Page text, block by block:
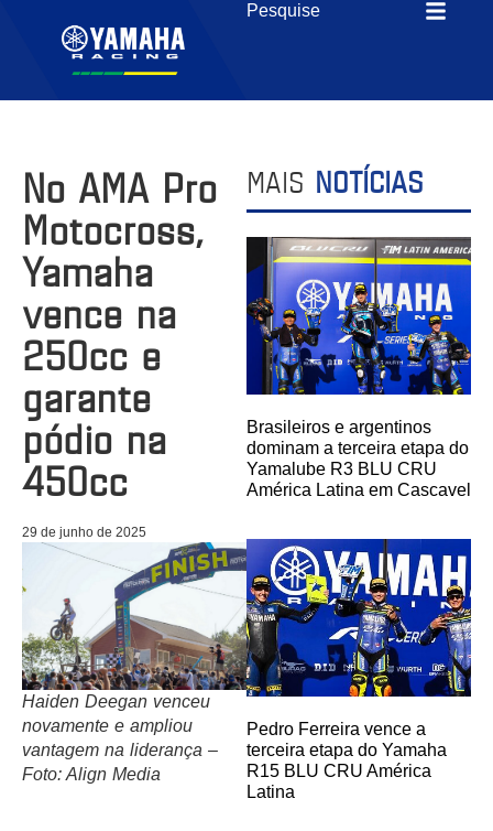
No AMA Pro
Motocross,
Yamaha
vence na
250cc e
garante
pódio na
450cc
29 de junho de 2025
Haiden Deegan venceu
novamente e ampliou
vantagem na liderança –
Foto: Align Media
MAIS NOTÍCIAS
Brasileiros e argentinos
dominam a terceira etapa do
Yamalube R3 BLU CRU
América Latina em Cascavel
Pedro Ferreira vence a
terceira etapa do Yamaha
R15 BLU CRU América
Latina